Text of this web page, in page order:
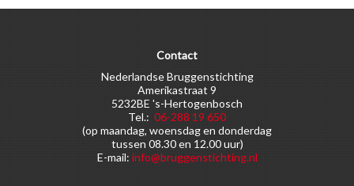
Contact
Nederlandse Bruggenstichting
Amerikastraat 9
5232BE 's-Hertogenbosch
Tel.: 06-288 19 650
(op maandag, woensdag en donderdag
tussen 08.30 en 12.00 uur)
E-mail: info@bruggenstichting.nl